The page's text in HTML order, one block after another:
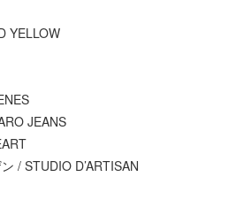
YELLOW
JEANS
/ STUDIO D’ARTISAN